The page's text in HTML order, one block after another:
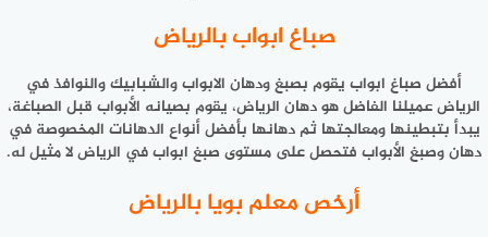
صباغ ابواب بالرياض
أفضل صباغ ابواب يقوم بصبغ ودهان الابواب والشبابيك والنوافذ في
الرياض عميلنا الفاضل هو دهان الرياض، يقوم بصيانه الأبواب قبل الصباغة،
يبدأ بتبطينها ومعالجتها ثم دهانها بأفضل أنواع الدهانات المخصوصة في
دهان وصبغ الأبواب فتحصل على مستوى صبغ ابواب في الرياض لا مثيل له.
أرخص معلم بويا بالرياض